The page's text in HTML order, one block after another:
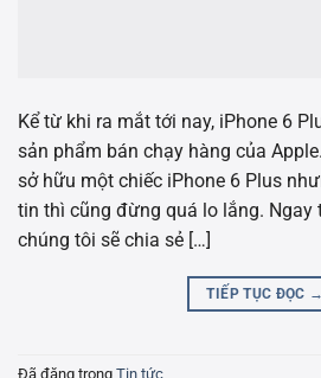
Kể từ khi ra mắt tới nay, iPhone 6
sản phẩm bán chạy hàng của
sở hữu một chiếc iPhone 6 Plus
tin thì cũng đừng quá lo lắng. Ngay
chúng tôi sẽ chia sẻ […]
TIẾP TỤC ĐỌC →
Đã đăng trong Tin tức